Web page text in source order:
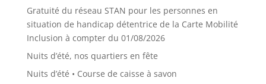
Gratuité du réseau STAN pour les personnes en
situation de handicap détentrice de la Carte Mobilité
Inclusion à compter du 01/08/2026
Nuits d’été, nos quartiers en fête
Nuits d’été • Course de caisse à savon